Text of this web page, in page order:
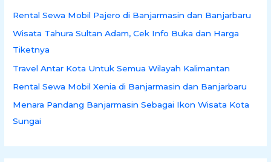
f
o
r
:
Rental Sewa Mobil Pajero di Banjarmasin dan Banjarbaru
Wisata Tahura Sultan Adam, Cek Info Buka dan Harga
Tiketnya
Travel Antar Kota Untuk Semua Wilayah Kalimantan
Rental Sewa Mobil Xenia di Banjarmasin dan Banjarbaru
Menara Pandang Banjarmasin Sebagai Ikon Wisata Kota
Sungai